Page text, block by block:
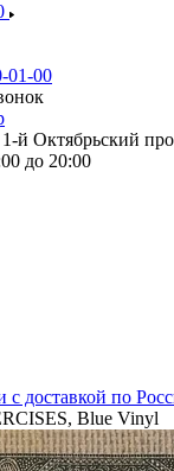
01-00
й Октябрьский
до 20:00
доставкой по
Blue Vinyl